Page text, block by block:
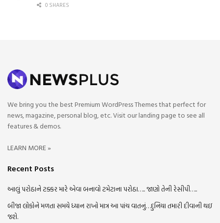
0 SHARES
We bring you the best Premium WordPress Themes that perfect for
news, magazine, personal blog, etc. Visit our landing page to see all
features & demos.
LEARN MORE »
Recent Posts
આલું પરોઠાને ટક્કર મારે એવા બનાવો ટમેટાના પરોઠા….. જાણો તેની રેસીપી…..
બીજા લોકોને મળતા સમયે ધ્યાન રાખો માત્ર આ પાંચ વાતનું…દુનિયા તમારી દીવાની થઇ
જશે.